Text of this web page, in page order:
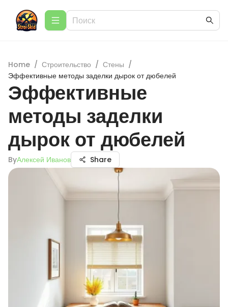
Home / Строительство / Стены /
Эффективные методы заделки дырок от дюбелей
Эффективные
методы заделки
дырок от дюбелей
ByАлексей Иванов Share